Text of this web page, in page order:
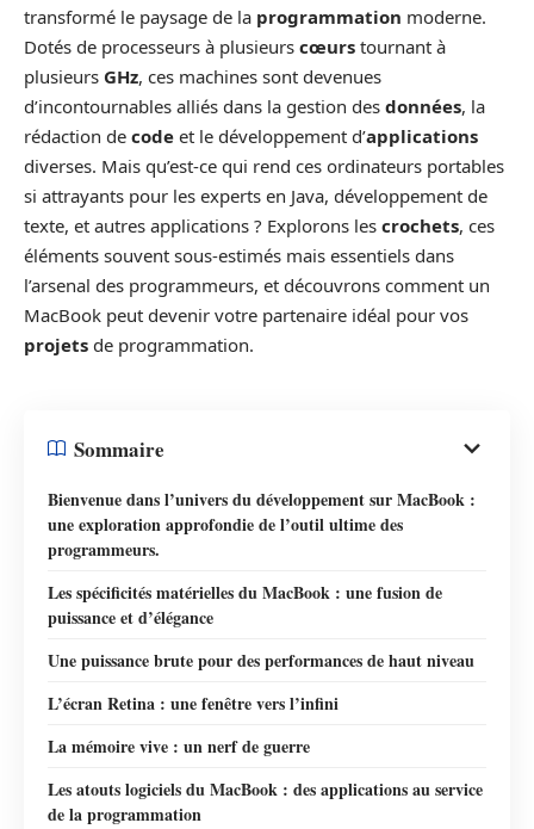
transformé le paysage de la programmation moderne.
Dotés de processeurs à plusieurs cœurs tournant à
plusieurs GHz, ces machines sont devenues
d’incontournables alliés dans la gestion des données, la
rédaction de code et le développement d’applications
diverses. Mais qu’est-ce qui rend ces ordinateurs portables
si attrayants pour les experts en Java, développement de
texte, et autres applications ? Explorons les crochets, ces
éléments souvent sous-estimés mais essentiels dans
l’arsenal des programmeurs, et découvrons comment un
MacBook peut devenir votre partenaire idéal pour vos
projets de programmation.
Sommaire
Bienvenue dans l’univers du développement sur MacBook :
une exploration approfondie de l’outil ultime des
programmeurs.
Les spécificités matérielles du MacBook : une fusion de
puissance et d’élégance
Une puissance brute pour des performances de haut niveau
L’écran Retina : une fenêtre vers l’infini
La mémoire vive : un nerf de guerre
Les atouts logiciels du MacBook : des applications au service
de la programmation